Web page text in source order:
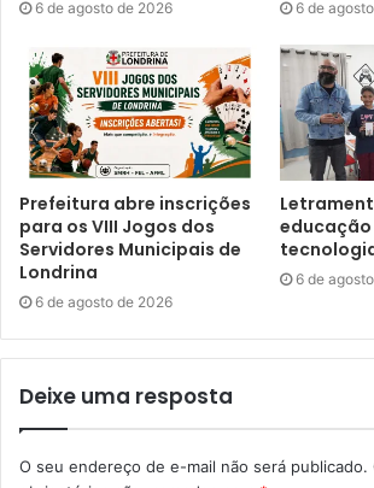
Liz Madureira – OURO
Natália Fragoso – PRATA
Adulto
Liz Madureira – OURO
Natália Fragoso – OURO
Leandro Felisberto – OURO
6 de agosto de 2026 6 de
Prefeitura abre inscrições
para os VIII Jogos dos
Servidores Municipais de
Londrina
6 de agosto de 2026
6 de
Deixe uma resposta
O seu endereço de e-mail não será publicado.